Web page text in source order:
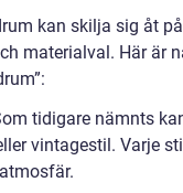
kan skilja sig åt
materialval. Här är
tidigare nämnts
vintagestil. Varje